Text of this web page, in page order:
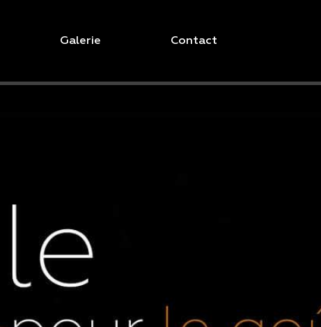
Galerie Contact